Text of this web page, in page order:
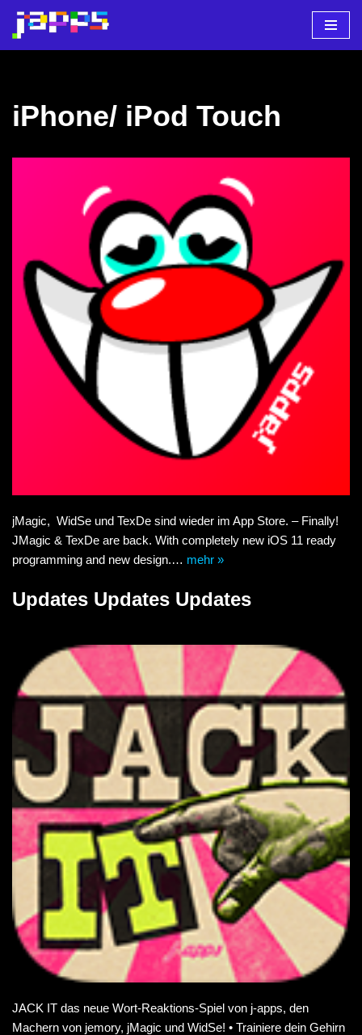
Zum
iPhone/ iPod Touch
jMagic, WidSe und TexDe sind wieder im App Store. – Finally!
JMagic & TexDe are back. With completely new iOS 11 ready
programming and new design.… mehr »
Updates Updates Updates
JACK IT das neue Wort-Reaktions-Spiel von j-apps, den
Machern von jemory, jMagic und WidSe! • Trainiere dein Gehirn